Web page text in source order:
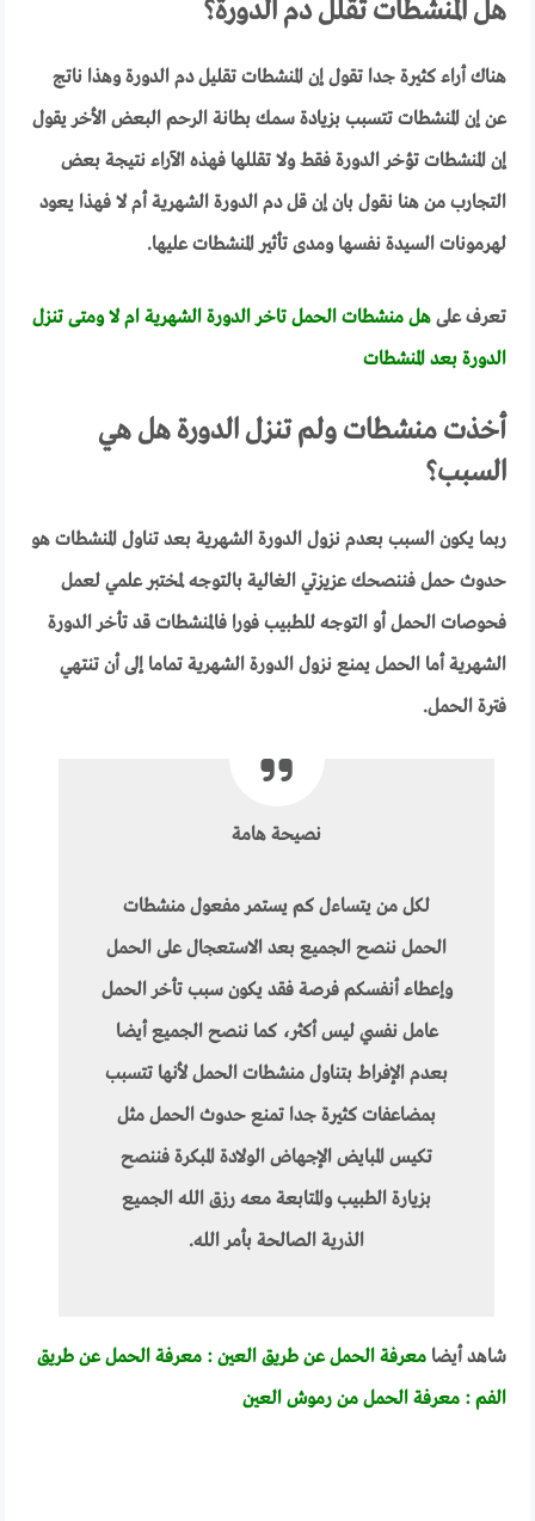
هل المنشطات تقلل دم الدورة؟
هناك أراء كثيرة جدا تقول إن المنشطات تقليل دم الدورة وهذا ناتج
عن إن المنشطات تتسبب بزيادة سمك بطانة الرحم البعض الأخر يقول
إن المنشطات تؤخر الدورة فقط ولا تقللها فهذه الآراء نتيجة بعض
التجارب من هنا نقول بان إن قل دم الدورة الشهرية أم لا فهذا يعود
لهرمونات السيدة نفسها ومدى تأثير المنشطات عليها.
تعرف علىهل منشطات الحمل تاخر الدورة الشهرية ام لا ومتى تنزل
الدورة بعد المنشطات
أخذت منشطات ولم تنزل الدورة هل هي
السبب؟
ربما يكون السبب بعدم نزول الدورة الشهرية بعد تناول المنشطات هو
حدوث حمل فننصحك عزيزتي الغالية بالتوجه لمختبر علمي لعمل
فحوصات الحمل أو التوجه للطبيب فورا فالمنشطات قد تأخر الدورة
الشهرية أما الحمل يمنع نزول الدورة الشهرية تماما إلى أن تنتهي
فترة الحمل.
نصيحة هامة
لكل من يتساءل كم يستمر مفعول منشطات
الحمل ننصح الجميع بعد الاستعجال على الحمل
وإعطاء أنفسكم فرصة فقد يكون سبب تأخر الحمل
عامل نفسي ليس أكثر، كما ننصح الجميع أيضا
بعدم الإفراط بتناول منشطات الحمل لأنها تتسبب
بمضاعفات كثيرة جدا تمنع حدوث الحمل مثل
تكيس المبايض الإجهاض الولادة المبكرة فننصح
بزيارة الطبيب والمتابعة معه رزق الله الجميع
الذرية الصالحة بأمر الله.
شاهد أيضامعرفة الحمل عن طريق العين : معرفة الحمل عن طريق
الفم : معرفة الحمل من رموش العين